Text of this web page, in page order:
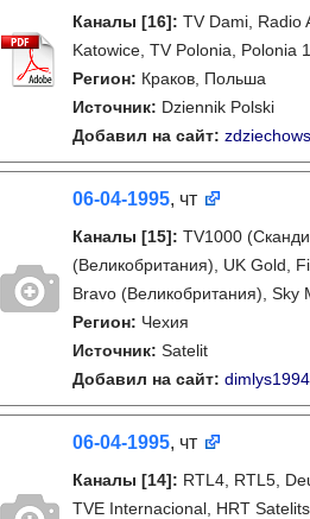
Каналы [16]: TV Dami, Radio
Katowice, TV Polonia, Polonia
Регион: Краков, Польша
Источник: Dziennik Polski
Добавил на сайт:
06-04-1995, чт
Каналы [15]: TV1000
(Великобритания), UK Gold,
Bravo (Великобритания), Sky
Регион: Чехия
Источник: Satelit
Добавил на сайт: dimlys1994
06-04-1995, чт
Каналы [14]: RTL4, RTL5,
TVE Internacional, HRT